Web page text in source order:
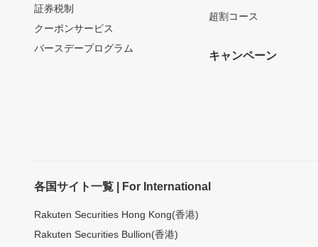
証券税制
クーポンサービス
バースデープログラム
超割コース
キャンペーン
各国サイト一覧 | For International
Rakuten Securities Hong Kong(香港)
Rakuten Securities Bullion(香港)